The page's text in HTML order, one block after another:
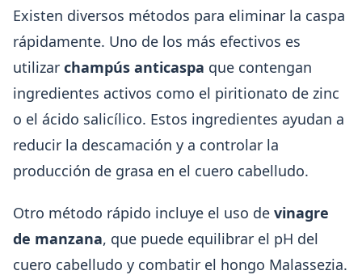
Existen diversos métodos para eliminar la caspa
rápidamente. Uno de los más efectivos es
utilizar champús anticaspa que contengan
ingredientes activos como el piritionato de zinc
o el ácido salicílico. Estos ingredientes ayudan a
reducir la descamación y a controlar la
producción de grasa en el cuero cabelludo.
Otro método rápido incluye el uso de vinagre
de manzana, que puede equilibrar el pH del
cuero cabelludo y combatir el hongo Malassezia.